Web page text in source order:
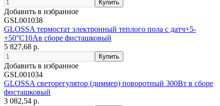
Добавить в избранное
GSL001038
GLOSSA термостат электронный теплого пола с датч+5-
+50°C10Aв сборе фисташковый
5 827,68 р.
Добавить в избранное
GSL001034
GLOSSA светорегулятор (диммер) поворотный 300Вт в сборе
фисташковый
3 082,54 р.